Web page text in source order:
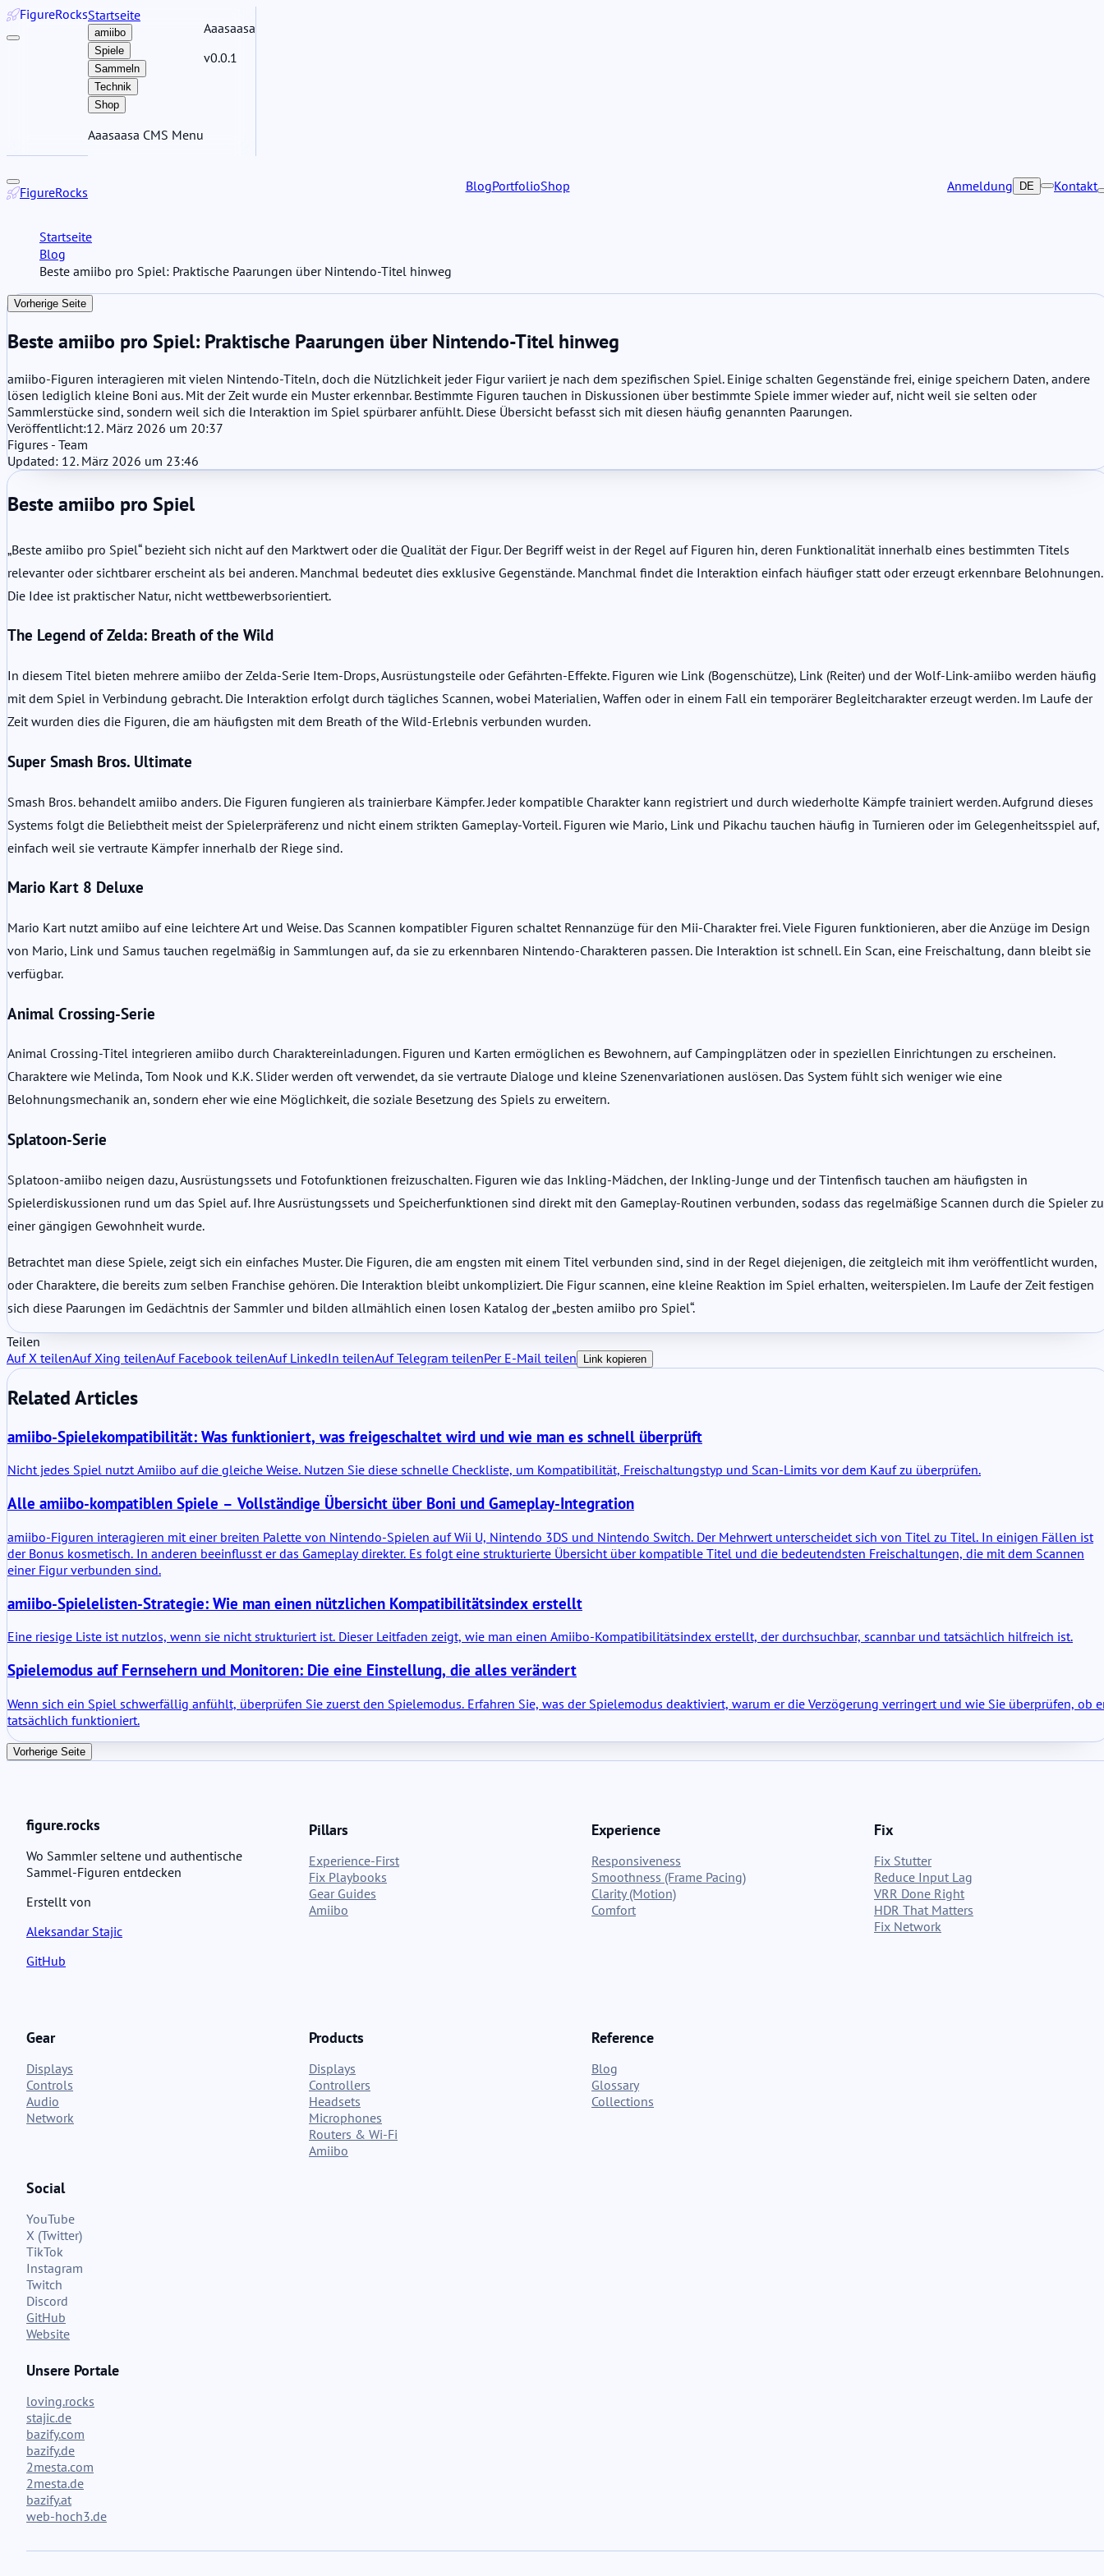
FigureRocksStartseite
amiibo
Spiele
Sammeln
Technik
Shop
Aaasaasa CMS Menu
Aaasaasa
v0.0.1
FigureRocks BlogPortfolioShop Anmeldung DE Kontakt
Startseite
Blog
Beste amiibo pro Spiel: Praktische Paarungen über Nintendo-Titel hinweg
Vorherige Seite
Beste amiibo pro Spiel: Praktische Paarungen über Nintendo-Titel hinweg
amiibo-Figuren interagieren mit vielen Nintendo-Titeln, doch die Nützlichkeit jeder Figur variiert je nach dem spezifischen Spiel. Einige schalten Gegenstände frei, einige speichern Daten, andere
lösen lediglich kleine Boni aus. Mit der Zeit wurde ein Muster erkennbar. Bestimmte Figuren tauchen in Diskussionen über bestimmte Spiele immer wieder auf, nicht weil sie selten oder
Sammlerstücke sind, sondern weil sich die Interaktion im Spiel spürbarer anfühlt. Diese Übersicht befasst sich mit diesen häufig genannten Paarungen.
Veröffentlicht:12. März 2026 um 20:37
Figures - Team
Updated: 12. März 2026 um 23:46
Beste amiibo pro Spiel
„Beste amiibo pro Spiel“ bezieht sich nicht auf den Marktwert oder die Qualität der Figur. Der Begriff weist in der Regel auf Figuren hin, deren Funktionalität innerhalb eines bestimmten Titels
relevanter oder sichtbarer erscheint als bei anderen. Manchmal bedeutet dies exklusive Gegenstände. Manchmal findet die Interaktion einfach häufiger statt oder erzeugt erkennbare Belohnungen.
Die Idee ist praktischer Natur, nicht wettbewerbsorientiert.
The Legend of Zelda: Breath of the Wild
In diesem Titel bieten mehrere amiibo der Zelda-Serie Item-Drops, Ausrüstungsteile oder Gefährten-Effekte. Figuren wie Link (Bogenschütze), Link (Reiter) und der Wolf-Link-amiibo werden häufig
mit dem Spiel in Verbindung gebracht. Die Interaktion erfolgt durch tägliches Scannen, wobei Materialien, Waffen oder in einem Fall ein temporärer Begleitcharakter erzeugt werden. Im Laufe der
Zeit wurden dies die Figuren, die am häufigsten mit dem Breath of the Wild-Erlebnis verbunden wurden.
Super Smash Bros. Ultimate
Smash Bros. behandelt amiibo anders. Die Figuren fungieren als trainierbare Kämpfer. Jeder kompatible Charakter kann registriert und durch wiederholte Kämpfe trainiert werden. Aufgrund dieses
Systems folgt die Beliebtheit meist der Spielerpräferenz und nicht einem strikten Gameplay-Vorteil. Figuren wie Mario, Link und Pikachu tauchen häufig in Turnieren oder im Gelegenheitsspiel auf,
einfach weil sie vertraute Kämpfer innerhalb der Riege sind.
Mario Kart 8 Deluxe
Mario Kart nutzt amiibo auf eine leichtere Art und Weise. Das Scannen kompatibler Figuren schaltet Rennanzüge für den Mii-Charakter frei. Viele Figuren funktionieren, aber die Anzüge im Design
von Mario, Link und Samus tauchen regelmäßig in Sammlungen auf, da sie zu erkennbaren Nintendo-Charakteren passen. Die Interaktion ist schnell. Ein Scan, eine Freischaltung, dann bleibt sie
verfügbar.
Animal Crossing-Serie
Animal Crossing-Titel integrieren amiibo durch Charaktereinladungen. Figuren und Karten ermöglichen es Bewohnern, auf Campingplätzen oder in speziellen Einrichtungen zu erscheinen.
Charaktere wie Melinda, Tom Nook und K.K. Slider werden oft verwendet, da sie vertraute Dialoge und kleine Szenenvariationen auslösen. Das System fühlt sich weniger wie eine
Belohnungsmechanik an, sondern eher wie eine Möglichkeit, die soziale Besetzung des Spiels zu erweitern.
Splatoon-Serie
Splatoon-amiibo neigen dazu, Ausrüstungssets und Fotofunktionen freizuschalten. Figuren wie das Inkling-Mädchen, der Inkling-Junge und der Tintenfisch tauchen am häufigsten in
Spielerdiskussionen rund um das Spiel auf. Ihre Ausrüstungssets und Speicherfunktionen sind direkt mit den Gameplay-Routinen verbunden, sodass das regelmäßige Scannen durch die Spieler zu
einer gängigen Gewohnheit wurde.
Betrachtet man diese Spiele, zeigt sich ein einfaches Muster. Die Figuren, die am engsten mit einem Titel verbunden sind, sind in der Regel diejenigen, die zeitgleich mit ihm veröffentlicht wurden,
oder Charaktere, die bereits zum selben Franchise gehören. Die Interaktion bleibt unkompliziert. Die Figur scannen, eine kleine Reaktion im Spiel erhalten, weiterspielen. Im Laufe der Zeit festigen
sich diese Paarungen im Gedächtnis der Sammler und bilden allmählich einen losen Katalog der „besten amiibo pro Spiel“.
Teilen
Auf X teilenAuf Xing teilenAuf Facebook teilenAuf LinkedIn teilenAuf Telegram teilenPer E-Mail teilen Link kopieren
Related Articles
amiibo-Spielekompatibilität: Was funktioniert, was freigeschaltet wird und wie man es schnell überprüft
Nicht jedes Spiel nutzt Amiibo auf die gleiche Weise. Nutzen Sie diese schnelle Checkliste, um Kompatibilität, Freischaltungstyp und Scan-Limits vor dem Kauf zu überprüfen.
Alle amiibo-kompatiblen Spiele – Vollständige Übersicht über Boni und Gameplay-Integration
amiibo-Figuren interagieren mit einer breiten Palette von Nintendo-Spielen auf Wii U, Nintendo 3DS und Nintendo Switch. Der Mehrwert unterscheidet sich von Titel zu Titel. In einigen Fällen ist
der Bonus kosmetisch. In anderen beeinflusst er das Gameplay direkter. Es folgt eine strukturierte Übersicht über kompatible Titel und die bedeutendsten Freischaltungen, die mit dem Scannen
einer Figur verbunden sind.
amiibo-Spielelisten-Strategie: Wie man einen nützlichen Kompatibilitätsindex erstellt
Eine riesige Liste ist nutzlos, wenn sie nicht strukturiert ist. Dieser Leitfaden zeigt, wie man einen Amiibo-Kompatibilitätsindex erstellt, der durchsuchbar, scannbar und tatsächlich hilfreich ist.
Spielemodus auf Fernsehern und Monitoren: Die eine Einstellung, die alles verändert
Wenn sich ein Spiel schwerfällig anfühlt, überprüfen Sie zuerst den Spielemodus. Erfahren Sie, was der Spielemodus deaktiviert, warum er die Verzögerung verringert und wie Sie überprüfen, ob
tatsächlich funktioniert.
Vorherige Seite
figure.rocks
Wo Sammler seltene und authentische
Sammel-Figuren entdecken
Erstellt von
Aleksandar Stajic
GitHub
Pillars
Experience-First
Fix Playbooks
Gear Guides
Amiibo
Experience
Responsiveness
Smoothness (Frame Pacing)
Clarity (Motion)
Comfort
Fix
Fix Stutter
Reduce Input Lag
VRR Done Right
HDR That Matters
Fix Network
Gear
Displays
Controls
Audio
Network
Products
Displays
Controllers
Headsets
Microphones
Routers & Wi-Fi
Amiibo
Reference
Blog
Glossary
Collections
Social
YouTube
X (Twitter)
TikTok
Instagram
Twitch
Discord
GitHub
Website
Unsere Portale
loving.rocks
stajic.de
bazify.com
bazify.de
2mesta.com
2mesta.de
bazify.at
web-hoch3.de